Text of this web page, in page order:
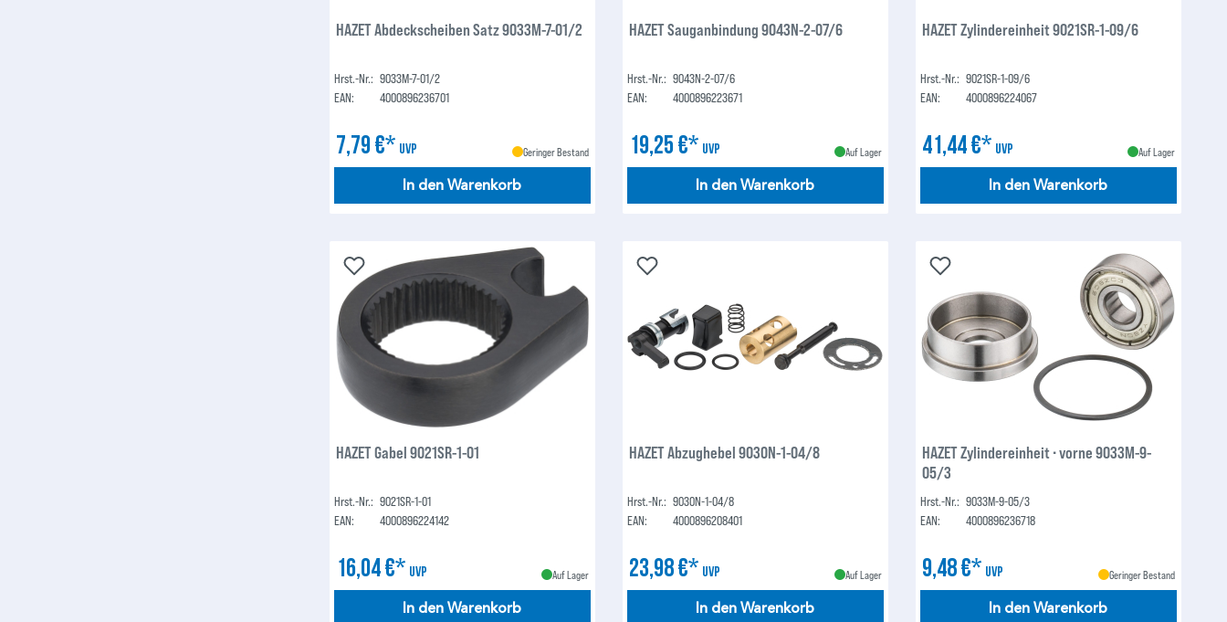
HAZET Abdeckscheiben Satz 9033M-7-01/2
Hrst.-Nr.: 9033M-7-01/2
EAN:
4000896236701
7,79 €* UVP Geringer Bestand
In den Warenkorb
HAZET Sauganbindung 9043N-2-07/6
Hrst.-Nr.: 9043N-2-07/6
EAN:
4000896223671
19,25 €* UVP Auf Lager
In den Warenkorb
HAZET Zylindereinheit 9021SR-1-09/6
Hrst.-Nr.: 9021SR-1-09/6
EAN:
4000896224067
41,44 €* UVP Auf Lager
In den Warenkorb
HAZET Gabel 9021SR-1-01
Hrst.-Nr.: 9021SR-1-01
EAN:
4000896224142
16,04 €* UVP Auf Lager
In den Warenkorb
HAZET Abzughebel 9030N-1-04/8
Hrst.-Nr.: 9030N-1-04/8
EAN:
4000896208401
23,98 €* UVP Auf Lager
In den Warenkorb
HAZET Zylindereinheit ∙ vorne 9033M-9-
05/3
Hrst.-Nr.: 9033M-9-05/3
EAN:
4000896236718
9,48 €* UVP Geringer Bestand
In den Warenkorb